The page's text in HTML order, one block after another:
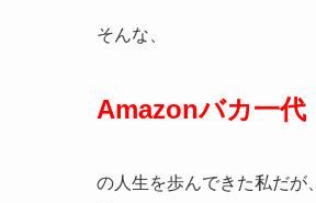
そんな、
Amazonバカ一代
の人生を歩んできた私だが